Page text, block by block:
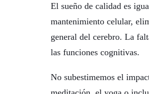
El sueño de calidad es
mantenimiento celular,
general del cerebro. La
las funciones cognitivas.
No subestimemos el